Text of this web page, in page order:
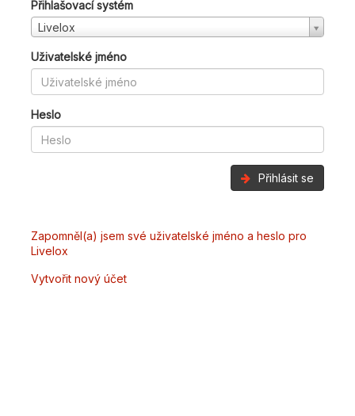
Přihlašovací systém
Livelox
Uživatelské jméno
Heslo
Přihlásit se
Zapomněl(a) jsem své uživatelské jméno a heslo pro
Livelox
Vytvořit nový účet